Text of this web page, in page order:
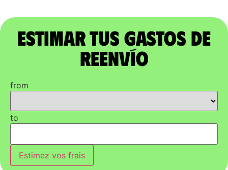
Estimar tus gastos de
reenvío
from
to
Estimez vos frais